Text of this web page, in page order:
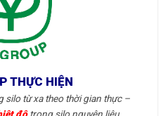
THỰC HIỆN
silo từ xa theo thời gian thực –
độtrong silo nguyên liệu.